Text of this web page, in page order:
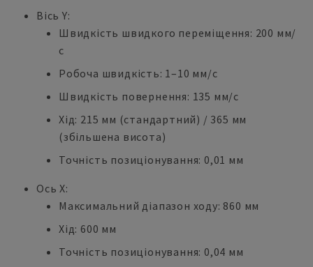
Вісь Y:
Швидкість швидкого переміщення: 200 мм/
с
Робоча швидкість: 1–10 мм/с
Швидкість повернення: 135 мм/с
Хід: 215 мм (стандартний) / 365 мм
(збільшена висота)
Точність позиціонування: 0,01 мм
Ось X:
Максимальний діапазон ходу: 860 мм
Хід: 600 мм
Точність позиціонування: 0,04 мм